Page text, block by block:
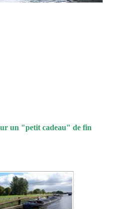
un "petit cadeau" de fin